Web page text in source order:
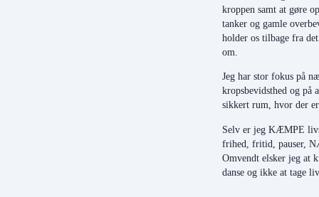
kroppen samt at gøre
tanker og gamle
holder os tilbage fra
om.
Jeg har stor fokus på
kropsbevidsthed og på
sikkert rum, hvor der
Selv er jeg KÆMPE
frihed, fritid, pauser,
Omvendt elsker jeg at
danse og ikke at tage